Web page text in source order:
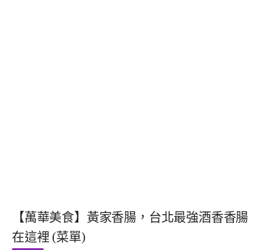
【萬華美食】黃家香腸，台北最強酒香香腸
在這裡 (菜單)